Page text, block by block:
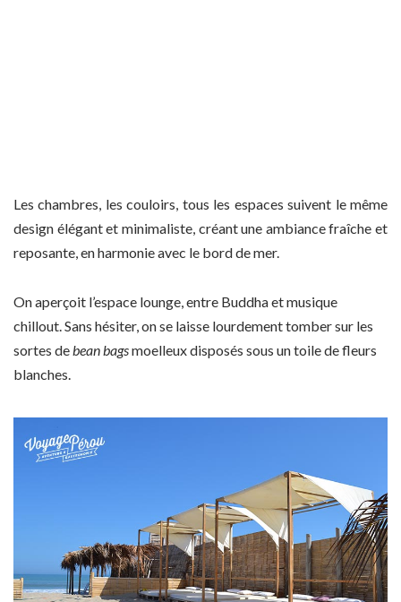
Les chambres, les couloirs, tous les espaces suivent le même
design élégant et minimaliste, créant une ambiance fraîche et
reposante, en harmonie avec le bord de mer.
On aperçoit l’espace lounge, entre Buddha et musique
chillout. Sans hésiter, on se laisse lourdement tomber sur les
sortes de bean bagsmoelleux disposés sous un toile de fleurs
blanches.